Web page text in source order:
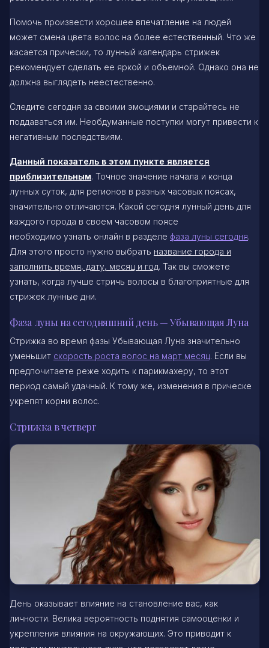
Помочь произвести хорошее впечатление на людей
может смена цвета волос на более естественный. Что же
касается прически, то лунный календарь стрижек
рекомендует сделать ее яркой и объемной. Однако она не
должна выглядеть неестественно.
Следите сегодня за своими эмоциями и старайтесь не
поддаваться им. Необдуманные поступки могут привести к
негативным последствиям.
Данный показатель в этом пункте является
приблизительным. Точное значение начала и конца
лунных суток, для регионов в разных часовых поясах,
значительно отличаются. Какой сегодня лунный день для
каждого города в своем часовом поясе
необходимо узнать онлайн в разделе фаза луны сегодня.
Для этого просто нужно выбрать название города и
заполнить время, дату, месяц и год. Так вы сможете
узнать, когда лучше стричь волосы в благоприятные для
стрижек лунные дни.
Фаза луны на сегодняшний день — Убывающая Луна
Стрижка во время фазы Убывающая Луна значительно
уменьшит скорость роста волос на март месяц. Если вы
предпочитаете реже ходить к парикмахеру, то этот
период самый удачный. К тому же, изменения в прическе
укрепят корни волос.
Стрижка в четверг
День оказывает влияние на становление вас, как
личности. Велика вероятность поднятия самооценки и
укрепления влияния на окружающих. Это приводит к